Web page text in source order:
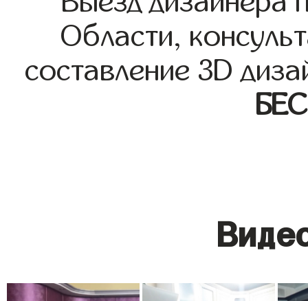
Области,
составление 3D